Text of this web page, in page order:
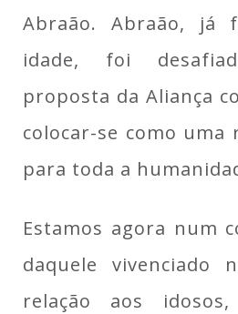
Abraão. Abraão, já
idade, foi
proposta da Aliança
colocar-se como uma
para toda a
Estamos agora num
daquele vivenciado
relação aos idosos,